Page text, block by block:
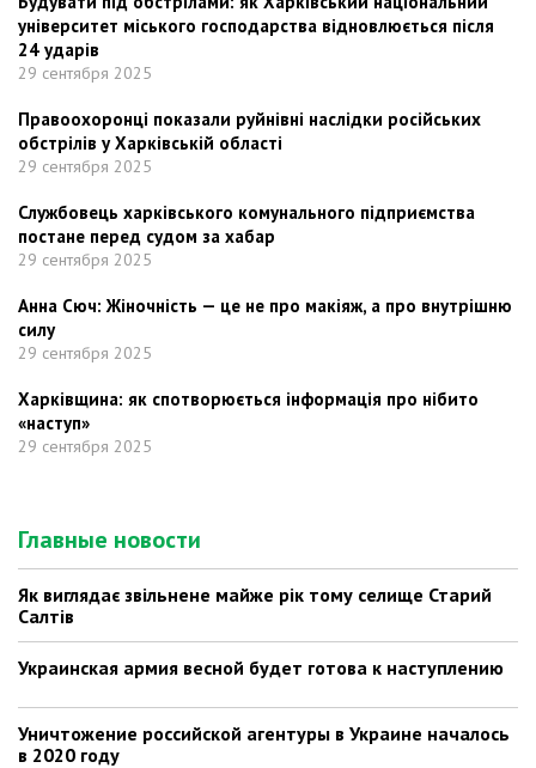
університет міського господарства відновлюється після
24 ударів
29 сентября 2025
Правоохоронці показали руйнівні наслідки російських
обстрілів у Харківській області
29 сентября 2025
Службовець харківського комунального підприємства
постане перед судом за хабар
29 сентября 2025
Анна Сюч: Жіночність — це не про макіяж, а про внутрішню
силу
29 сентября 2025
Харківщина: як спотворюється інформація про нібито
«наступ»
29 сентября 2025
Главные новости
Як виглядає звільнене майже рік тому селище Старий
Салтів
Украинская армия весной будет готова к наступлению
Уничтожение российской агентуры в Украине началось
в 2020 году